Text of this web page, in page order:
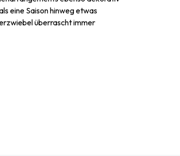
eine Saison hinweg etwas
überrascht immer